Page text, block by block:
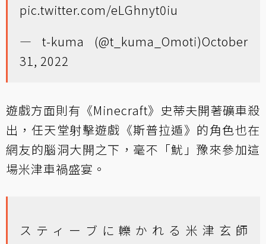
pic.twitter.com/eLGhnyt0iu
— t-kuma (@t_kuma_Omoti)October
31, 2022
遊戲方面則有《Minecraft》史蒂夫開著礦車殺
出，任天堂射擊遊戲《斯普拉遁》的角色也在
網友的腦洞大開之下，毫不「魷」豫來參加這
場米津車禍盛宴。
スティーブに轢かれる米津玄師